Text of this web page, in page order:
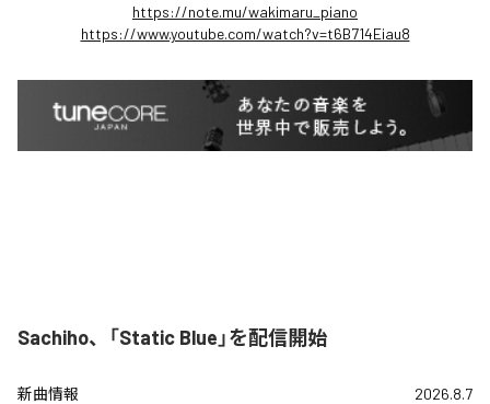
https://note.mu/wakimaru_piano
https://www.youtube.com/watch?v=t6B714Eiau8
Sachiho、「Static Blue」を配信開始
新曲情報 2026.8.7